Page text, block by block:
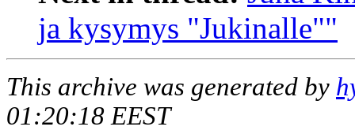
ja kysymys "Jukinalle""
This archive was generated by
01:20:18 EEST